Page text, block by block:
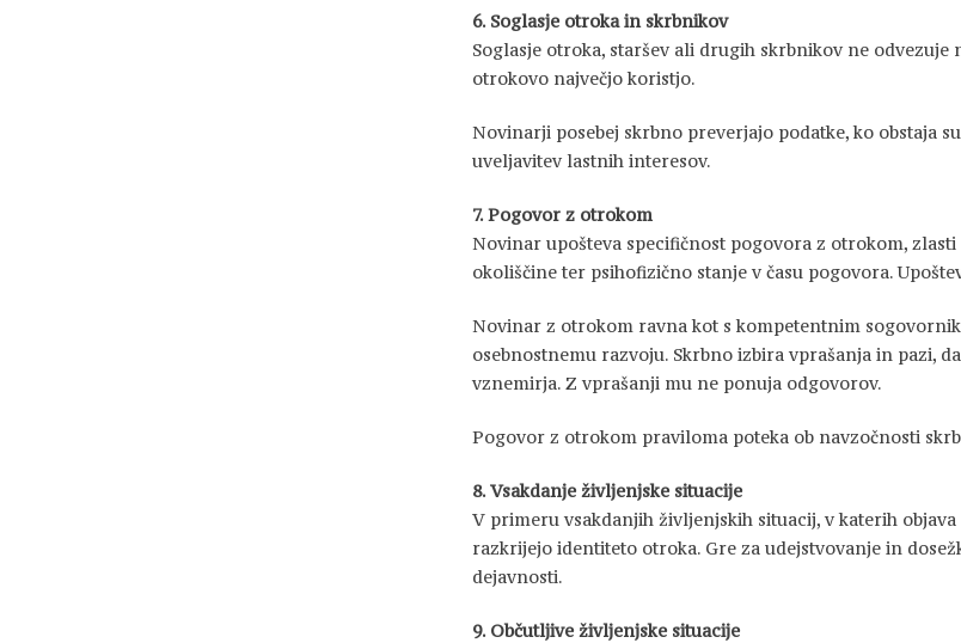
6. Soglasje otroka in skrbnikov
Soglasje otroka, staršev ali drugih skrbnikov ne
otrokovo največjo koristjo.
Novinarji posebej skrbno preverjajo podatke, ko obstaja
uveljavitev lastnih interesov.
7. Pogovor z otrokom
Novinar upošteva specifičnost pogovora z otrokom,
okoliščine ter psihofizično stanje v času pogovora.
Novinar z otrokom ravna kot s kompetentnim
osebnostnemu razvoju. Skrbno izbira vprašanja in pazi,
vznemirja. Z vprašanji mu ne ponuja odgovorov.
Pogovor z otrokom praviloma poteka ob navzočnosti
8. Vsakdanje življenjske situacije
V primeru vsakdanjih življenjskih situacij, v katerih
razkrijejo identiteto otroka. Gre za udejstvovanje in
dejavnosti.
9. Občutljive življenjske situacije